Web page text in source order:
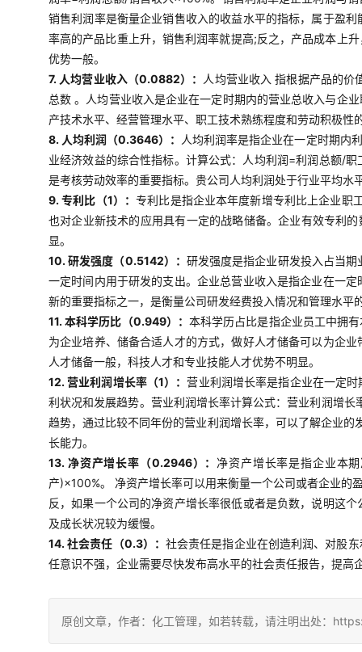
销售利润率是衡量企业销售收入的收益水平的指标，属于盈
率高的产品比重上升，销售利润率就提高;反之，产品成本上
优势一般。
7. 人均营业收入（0.0882）： 人均营业收入 指根据产品的价
总数 。人均营业收入是企业在一定时期内的营业总收入与企
产技术水平、经营管理水平、职工技术熟练程度和劳动积极
8. 人均利润（0.3646）：
人均利润率是指企业在一定时期内
业经济效益的综合性指标。计算公式：人均利润=利润总额/
是考核劳动效率的重要指标。贵公司人均利润处于行业平均
9. 专利比（1）：专利比是指企业本年度新增专利比上企业职
也对企业新技术的应用具有一定的战略储备。企业有效专利
显。
10. 研发强度（0.5142）： 研发强度是指企业研发投入占当
一定时间内用于研发的支出。企业总营业收入是指企业在一
新的重要指标之一，是衡量公司研发经费投入情况和管理水
11. 本科学历比（0.949）： 本科学历占比是指企业员工中拥
为企业培养、储备合适人才的方式，做好人才储备可以为企
人才储备一般，科技人才和专业技能人才优势不明显。
12. 营业利润增长率（1）：营业利润增长率是指企业在一定
利状况和发展趋势。营业利润增长率计算公式：营业利润增
趋势，通过比较不同年份的营业利润增长率，可以了解企业
长能力。
13. 净资产增长率（0.2946）： 净资产增长率是指企业本
产)×100%。 净资产增长率可以用来衡量一个公司或者企业的
反，如果一个公司的净资产增长率很低或者是负数，说明这
及成长状况较为缓慢。
14. 社会责任（0.3）： 社会责任是指企业在创造利润、对股
任意识不强，企业需要尽快发布高水平的社会责任报告，提高
原创文章，作者：化工管理，如若转载，请注明出处：